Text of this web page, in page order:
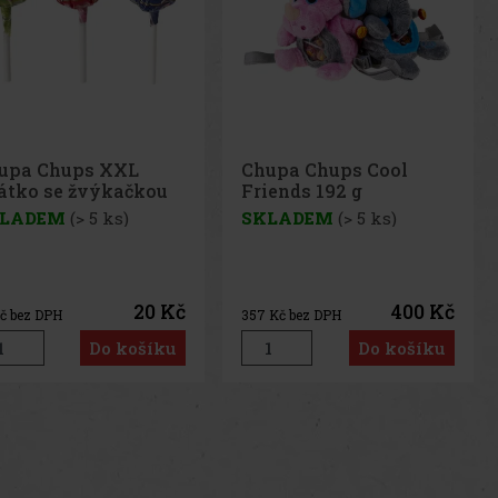
Chups XXL
se žvýkačkou
(> 5 ks)
bez DPH 20 Kč
Do košíku
Chupa Chups Cool
Friends 192 g
SKLADEM (> 5 ks)
357 Kč bez DPH 400 Kč
Do košíku